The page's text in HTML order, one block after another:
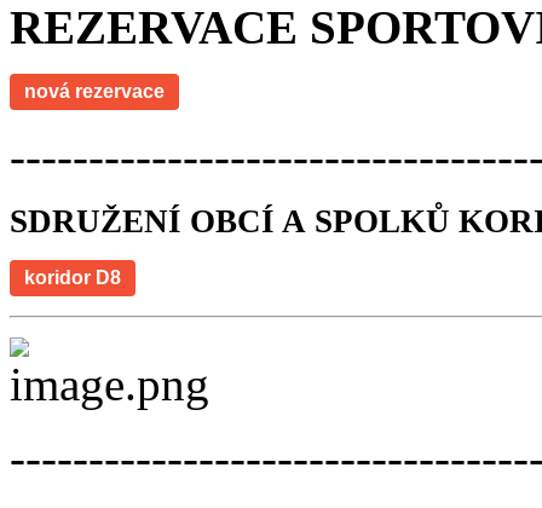
REZERVACE
nová rezervace
SDRUŽENÍ OBCÍ A SPOLKŮ
koridor D8